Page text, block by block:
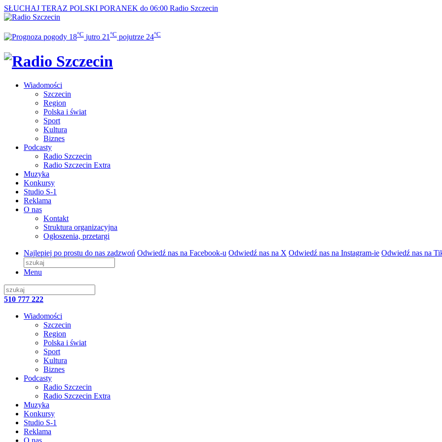
SŁUCHAJ TERAZ POLSKI PORANEK do 06:00 Radio Szczecin
18°C jutro 21 °C pojutrze 24°C
Wiadomości
Szczecin
Region
Polska i świat
Sport
Kultura
Biznes
Podcasty
Radio Szczecin
Radio Szczecin Extra
Muzyka
Konkursy
Studio S-1
Reklama
O nas
Kontakt
Struktura organizacyjna
Ogłoszenia, przetargi
Najlepiej po prostu do nas zadzwoń Odwiedź nas na Facebook-u Odwiedź nas na X Odwiedź nas na Instagram-ie Odwiedź nas na
Menu
510 777 222
Wiadomości
Szczecin
Region
Polska i świat
Sport
Kultura
Biznes
Podcasty
Radio Szczecin
Radio Szczecin Extra
Muzyka
Konkursy
Studio S-1
Reklama